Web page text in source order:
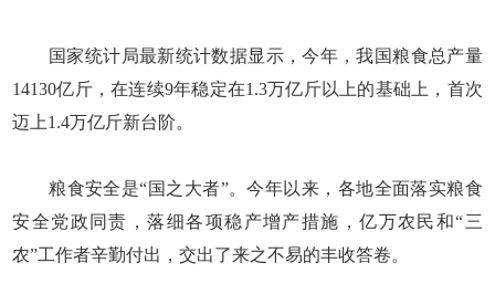
国家统计局最新统计数据显示，今年，我国粮食总产量
14130亿斤，在连续9年稳定在1.3万亿斤以上的基础上，首次
迈上1.4万亿斤新台阶。
粮食安全是“国之大者”。今年以来，各地全面落实粮食
安全党政同责，落细各项稳产增产措施，亿万农民和“三
农”工作者辛勤付出，交出了来之不易的丰收答卷。